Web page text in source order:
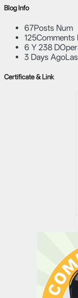
Blog Info
67Posts Num
125Comments
6 Y 238 D
3 Days Ago
Certificate & Link